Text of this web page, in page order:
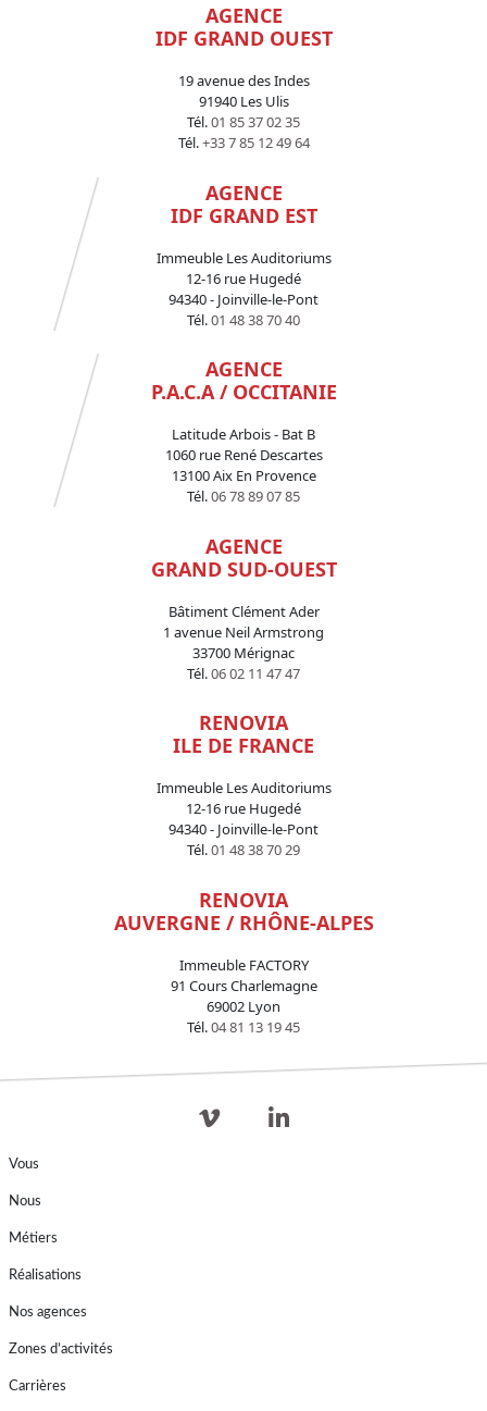
AGENCE
IDF GRAND OUEST
19 avenue des Indes
91940 Les Ulis
Tél.01 85 37 02 35
Tél.+33 7 85 12 49 64
AGENCE
IDF GRAND EST
Immeuble Les Auditoriums
12-16 rue Hugedé
94340 - Joinville-le-Pont
Tél.01 48 38 70 40
AGENCE
P.A.C.A / OCCITANIE
Latitude Arbois - Bat B
1060 rue René Descartes
13100 Aix En Provence
Tél.06 78 89 07 85
AGENCE
GRAND SUD-OUEST
Bâtiment Clément Ader
1 avenue Neil Armstrong
33700 Mérignac
Tél.06 02 11 47 47
RENOVIA
ILE DE FRANCE
Immeuble Les Auditoriums
12-16 rue Hugedé
94340 - Joinville-le-Pont
Tél.01 48 38 70 29
RENOVIA
AUVERGNE / RHÔNE-ALPES
Immeuble FACTORY
91 Cours Charlemagne
69002 Lyon
Tél.04 81 13 19 45
Vous
Nous
Métiers
Réalisations
Nos agences
Zones d’activités
Carrières